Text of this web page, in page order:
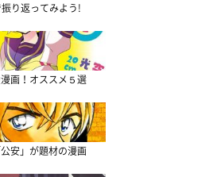
り返ってみよう!
画！オススメ５選
安」が題材の漫画